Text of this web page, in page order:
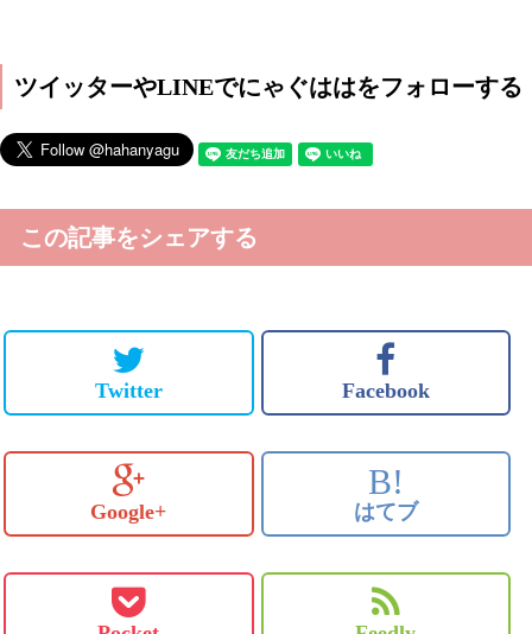
ツイッターやLINEでにゃぐははをフォローする
この記事をシェアする
Twitter Facebook
Google+
B!
はてブ